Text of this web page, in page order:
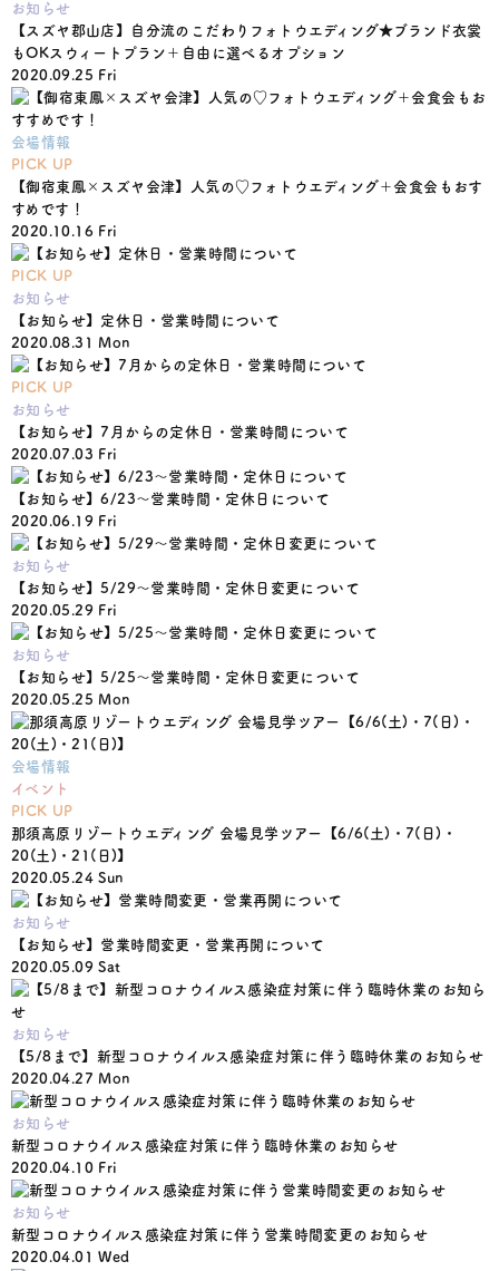
お知らせ
【スズヤ郡山店】自分流のこだわりフォトウエディング★ブランド衣裳
もOKスウィートプラン＋自由に選べるオプション
2020.09.25 Fri
会場情報
PICK UP
【御宿東鳳×スズヤ会津】人気の♡フォトウエディング＋会食会もおす
すめです！
2020.10.16 Fri
PICK UP
お知らせ
【お知らせ】定休日・営業時間について
2020.08.31 Mon
PICK UP
お知らせ
【お知らせ】7月からの定休日・営業時間について
2020.07.03 Fri
【お知らせ】6/23〜営業時間・定休日について
2020.06.19 Fri
お知らせ
【お知らせ】5/29〜営業時間・定休日変更について
2020.05.29 Fri
お知らせ
【お知らせ】5/25〜営業時間・定休日変更について
2020.05.25 Mon
会場情報
イベント
PICK UP
那須高原リゾートウエディング 会場見学ツアー【6/6(土)・7(日)・
20(土)・21(日)】
2020.05.24 Sun
お知らせ
【お知らせ】営業時間変更・営業再開について
2020.05.09 Sat
お知らせ
【5/8まで】新型コロナウイルス感染症対策に伴う臨時休業のお知らせ
2020.04.27 Mon
お知らせ
新型コロナウイルス感染症対策に伴う臨時休業のお知らせ
2020.04.10 Fri
お知らせ
新型コロナウイルス感染症対策に伴う営業時間変更のお知らせ
2020.04.01 Wed